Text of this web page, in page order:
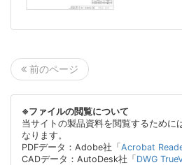
前のページ
※ファイルの閲覧について
当サイトの製品資料を閲覧するために
なります。
PDFデータ：Adobe社「 Acrobat
CADデータ：AutoDesk社「 DWG